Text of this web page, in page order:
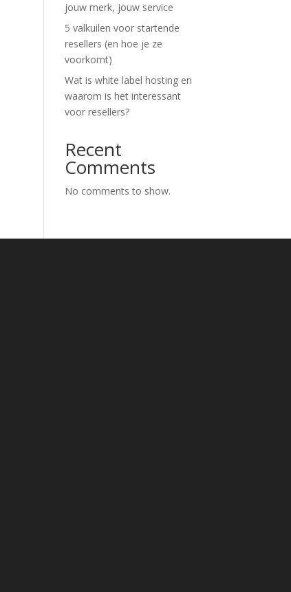
jouw merk, jouw service
5 valkuilen voor startende
resellers (en hoe je ze
voorkomt)
Wat is white label hosting en
waarom is het interessant
voor resellers?
Recent
Comments
No comments to show.